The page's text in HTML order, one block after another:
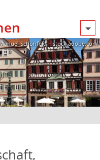
Schönfeld – stock.adobe.com